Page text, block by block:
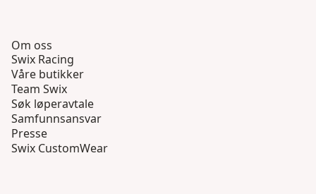
Om oss
Swix Racing
Våre butikker
Team Swix
Søk løperavtale
Samfunnsansvar
Presse
Swix CustomWear